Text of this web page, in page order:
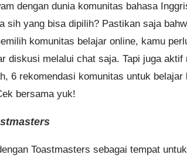
dengan dunia komunitas bahasa
sih yang bisa dipilih? Pastikan saja
komunitas belajar online, kamu
diskusi melalui chat saja. Tapi juga
6 rekomendasi komunitas untuk
bersama yuk!
Toastmasters sebagai tempat